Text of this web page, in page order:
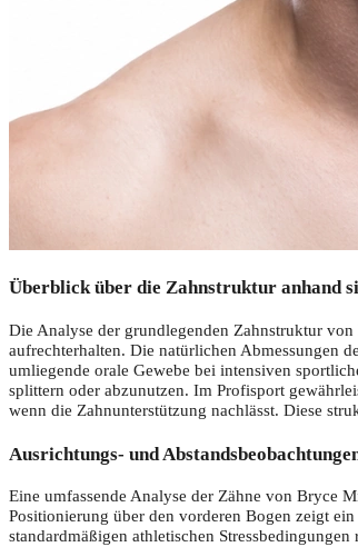
Überblick über die Zahnstruktur anhand
Die Analyse der grundlegenden Zahnstruktur
aufrechterhalten. Die natürlichen Abmessungen
umliegende orale Gewebe bei intensiven
splittern oder abzunutzen. Im Profisport
wenn die Zahnunterstützung nachlässt. Diese
Ausrichtungs- und
Eine umfassende Analyse der Zähne von Bryce
Positionierung über den vorderen Bogen zeigt
standardmäßigen athletischen